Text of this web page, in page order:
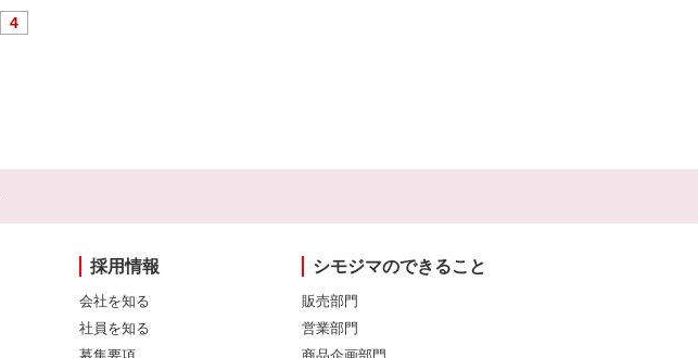
4
採用情報
会社を知る
社員を知る
シモジマのできること
販売部門
営業部門